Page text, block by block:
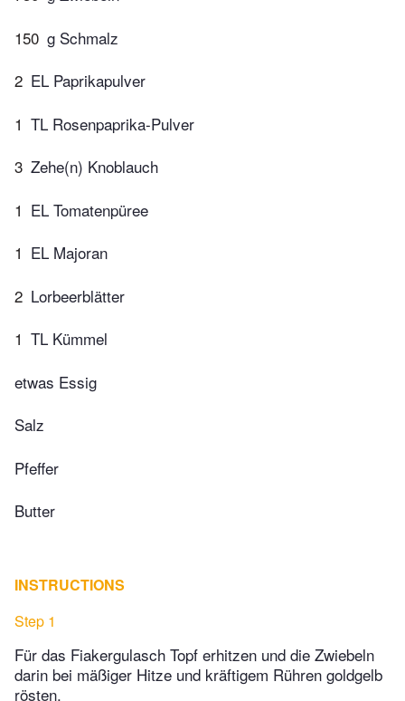
150 g Schmalz
2 EL Paprikapulver
1 TL Rosenpaprika-Pulver
3 Zehe(n) Knoblauch
1 EL Tomatenpüree
1 EL Majoran
2 Lorbeerblätter
1 TL Kümmel
etwas Essig
Salz
Pfeffer
Butter
INSTRUCTIONS
Step 1
Für das Fiakergulasch Topf erhitzen und die Zwiebeln
darin bei mäßiger Hitze und kräftigem Rühren goldgelb
rösten.